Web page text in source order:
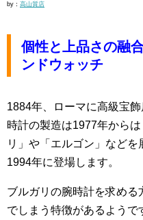
by： 高山質店
個性と上品さの融
ンドウォッチ
1884年、ローマに高級宝
時計の製造は1977年から
リ」や「エルゴン」など
1994年に登場します。
ブルガリの腕時計を求め
でしまう特徴があるようで